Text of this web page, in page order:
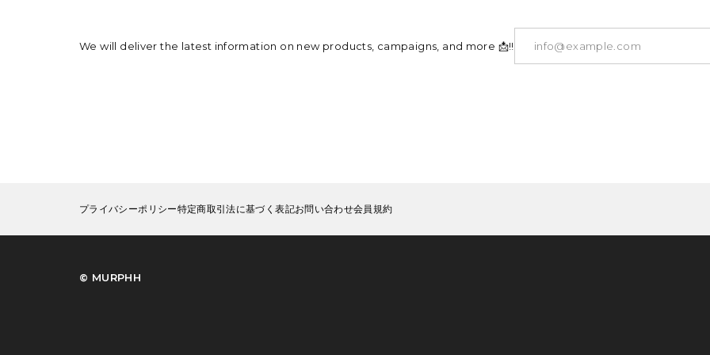
We will deliver the latest information on new products, campaigns, and more 📩!!
プライバシーポリシー特定商取引法に基づく表記お問い合わせ会員規約
©︎ MURPHH